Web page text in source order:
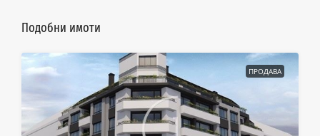
Подобни имоти
ПРОДАВА